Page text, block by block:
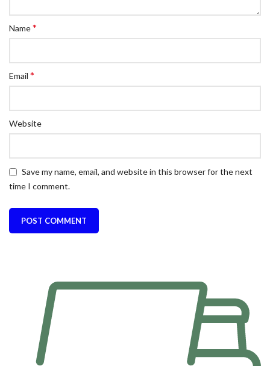
Name*
Email *
Website
Save my name, email, and website in this browser for the next
time I comment.